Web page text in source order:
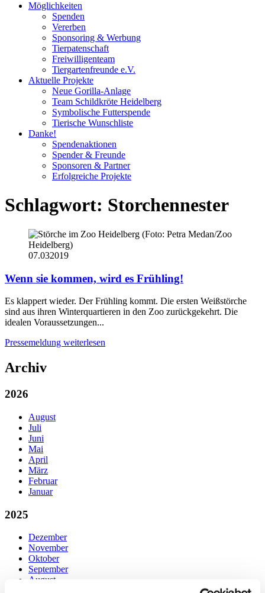
Möglichkeiten
Spenden
Vererben
Sponsoring & Werbung
Tierpatenschaft
Freiwilligenteam
Tiergartenfreunde e.V.
Aktuelle Projekte
Neue Gorilla-Anlage
Team Schildkröte Heidelberg
Symbolische Futterspende
Tierische Wunschliste
Danke!
Spendenaktionen
Spender & Freunde
Sponsoren & Partner
Erfolgreiche Projekte
Schlagwort: Storchennester
07.032019
Wenn sie kommen, wird es Frühling!
Es klappert wieder. Der Frühling kommt. Die ersten Weißstörche
sind aus ihren Winterquartieren in den Zoo zurückgekehrt. Die
idealen Voraussetzungen...
Pressemeldung weiterlesen
Archiv
2026
August
Juli
Juni
Mai
April
März
Februar
Januar
2025
Dezember
November
Oktober
September
August